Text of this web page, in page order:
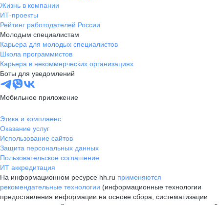
Жизнь в компании
ИТ-проекты
Рейтинг работодателей России
Молодым специалистам
Карьера для молодых специалистов
Школа программистов
Карьера в некоммерческих организациях
Боты для уведомлений
Мобильное приложение
Этика и комплаенс
Оказание услуг
Использование сайтов
Защита персональных данных
Пользовательское соглашение
ИТ аккредитация
На информационном ресурсе hh.ru применяются
рекомендательные технологии (информационные технологии
предоставления информации на основе сбора, систематизации